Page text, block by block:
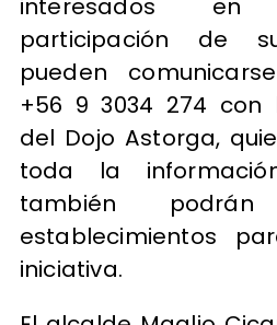
interesados
participación de
pueden
+56 9 3034 274 con
del Dojo Astorga,
toda la
también
establecimientos
iniciativa.